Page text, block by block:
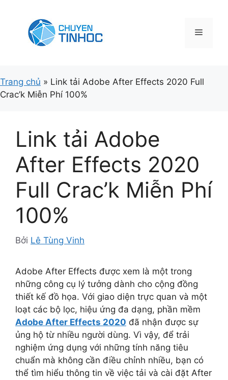
Menu
Trang chủ » Link tải Adobe After Effects 2020 Full
Crac’k Miễn Phí 100%
Link tải Adobe
After Effects 2020
Full Crac’k Miễn Phí
100%
Bởi Lê Tùng Vinh
Adobe After Effects được xem là một trong
những công cụ lý tưởng dành cho cộng đồng
thiết kế đồ họa. Với giao diện trực quan và một
loạt các bộ lọc, hiệu ứng đa dạng, phần mềm
Adobe After Effects 2020 đã nhận được sự
ủng hộ từ nhiều người dùng. Vì vậy, để trải
nghiệm ứng dụng với những tính năng tiêu
chuẩn mà không cần điều chỉnh nhiều, bạn có
thể tìm hiểu thông tin về việc tải và cài đặt After